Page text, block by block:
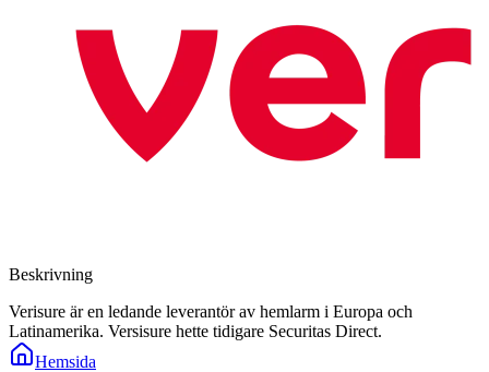
Beskrivning
Verisure är en ledande leverantör av hemlarm i Europa och
Latinamerika. Versisure hette tidigare Securitas Direct.
Hemsida